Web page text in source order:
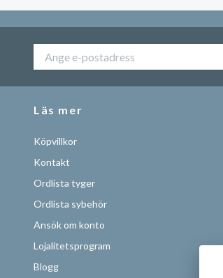
Läs mer
Köpvillkor
Kontakt
Ordlista tyger
Ordlista sybehör
Ansök om konto
Lojalitetsprogram
Blogg